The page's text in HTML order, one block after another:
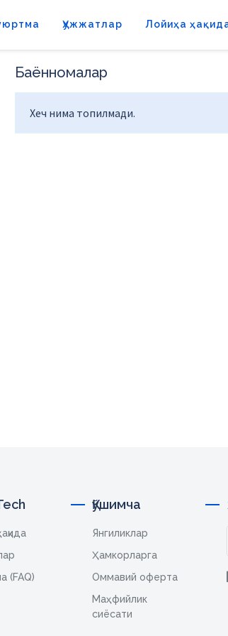
Ҳужжатлар Лойиҳа
Баённомалар
Хеч нима топилмади.
(FAQ)
Қўшимча
Янгиликлар
Ҳамкорларга
Оммавий оферта
Маҳфийлик
сиёсати